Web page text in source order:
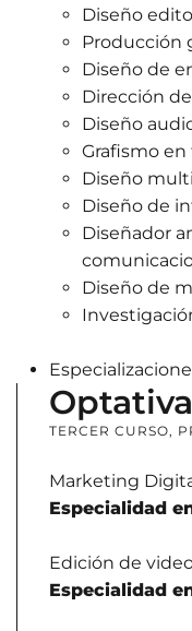
Diseño
Producción
Diseño de
Dirección
Diseño
Grafismo
Diseño
Diseño de
Diseñador
Diseño de
Optativa
TERCER CURSO,
Marketing
Especialidad
Edición de
Especialidad